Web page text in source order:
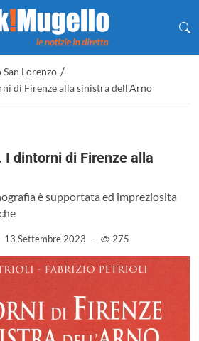
San Lorenzo /
di Firenze alla sinistra dell’Arno
I dintorni di Firenze alla
è supportata ed impreziosita
13 Settembre 2023 - 275